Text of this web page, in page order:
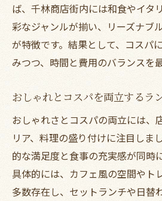
ば、千林商店街内には和食やイタ
彩なジャンルが揃い、リーズナブ
が特徴です。結果として、コスパ
みつつ、時間と費用のバランスを
おしゃれとコスパを両立するラ
おしゃれさとコスパの両立には、
リア、料理の盛り付けに注目しま
的な満足度と食事の充実感が同時
具体的には、カフェ風の空間やト
多数存在し、セットランチや日替